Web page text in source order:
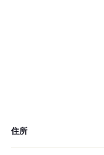
住所